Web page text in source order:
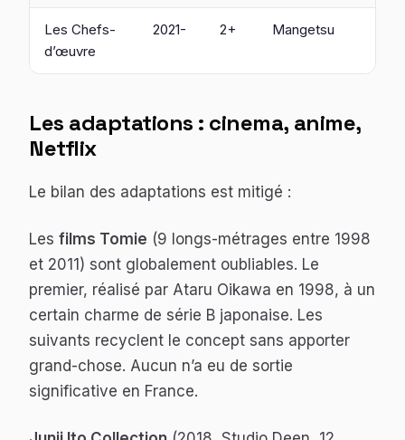
Les Chefs-
d’œuvre
2021- 2+ Mangetsu
Les adaptations : cinema, anime,
Netflix
Le bilan des adaptations est mitigé :
Les films Tomie (9 longs-métrages entre 1998
et 2011) sont globalement oubliables. Le
premier, réalisé par Ataru Oikawa en 1998, à un
certain charme de série B japonaise. Les
suivants recyclent le concept sans apporter
grand-chose. Aucun n’a eu de sortie
significative en France.